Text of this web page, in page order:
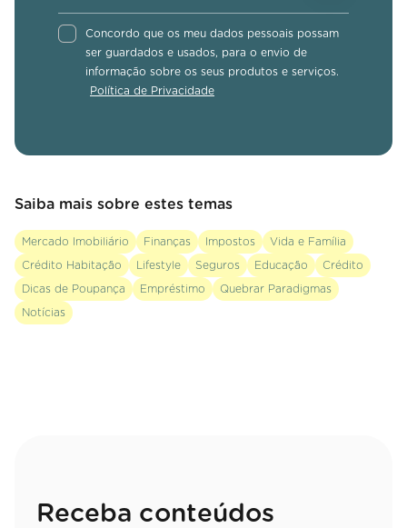
Concordo que os meu dados pessoais possam
ser guardados e usados, para o envio de
informação sobre os seus produtos e serviços.
Política de Privacidade
Saiba mais sobre estes temas
Mercado Imobiliário Finanças Impostos Vida e Família
Crédito Habitação Lifestyle Seguros Educação Crédito
Dicas de Poupança Empréstimo Quebrar Paradigmas
Notícias
Receba conteúdos